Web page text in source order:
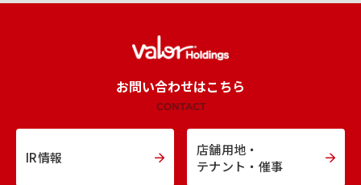
お問い合わせはこちら
CONTACT
IR情報
店舗用地・
テナント・催事